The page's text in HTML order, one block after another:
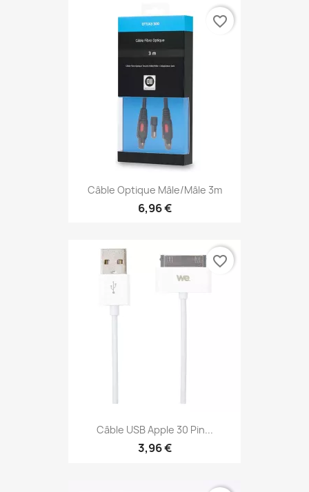
Câble Optique Mâle/mâle 3m
6,96 €
favorite_border
Câble USB Apple 30 Pin...
3,96 €
favorite_border